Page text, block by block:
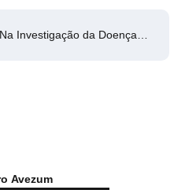
Na Investigação da Doença
Avezum